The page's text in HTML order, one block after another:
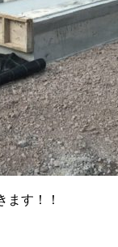
ます！！